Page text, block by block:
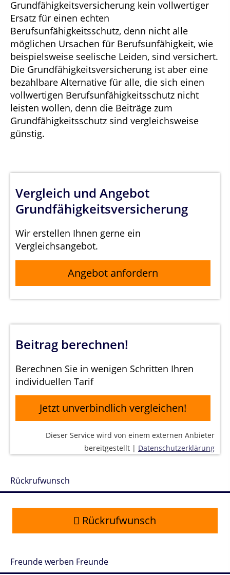
Grundfähigkeitsversicherung kein vollwertiger
Ersatz für einen echten
Berufsunfähigkeitsschutz, denn nicht alle
möglichen Ursachen für Berufsunfähigkeit, wie
beispielsweise seelische Leiden, sind versichert.
Die Grundfähigkeitsversicherung ist aber eine
bezahlbare Alternative für alle, die sich einen
vollwertigen Berufsunfähigkeitsschutz nicht
leisten wollen, denn die Beiträge zum
Grundfähigkeitsschutz sind vergleichsweise
günstig.
Vergleich und Angebot
Grundfähigkeitsversicherung
Wir erstellen Ihnen gerne ein
Vergleichsangebot.
Angebot anfordern
Beitrag berechnen!
Berechnen Sie in wenigen Schritten Ihren
individuellen Tarif
Jetzt unverbindlich vergleichen!
Dieser Service wird von einem externen Anbieter
bereitgestellt | Datenschutzerklärung
Rückrufwunsch
Rückrufwunsch
Freunde werben Freunde